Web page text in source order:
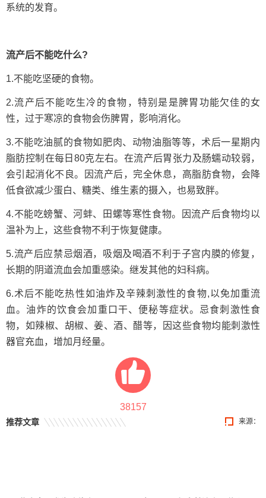
系统的发育。
流产后不能吃什么?
1.不能吃坚硬的食物。
2.流产后不能吃生冷的食物，特别是是脾胃功能欠佳的女
性，过于寒凉的食物会伤脾胃，影响消化。
3.不能吃油腻的食物如肥肉、动物油脂等等，术后一星期内
脂肪控制在每日80克左右。在流产后胃张力及肠蠕动较弱，
会引起消化不良。因流产后，完全休息，高脂肪食物，会降
低食欲减少蛋白、糖类、维生素的摄入，也易致胖。
4.不能吃螃蟹、河蚌、田螺等寒性食物。因流产后食物均以
温补为上，这些食物不利于恢复健康。
5.流产后应禁忌烟酒，吸烟及喝酒不利于子宫内膜的修复，
长期的阴道流血会加重感染。继发其他的妇科病。
6.术后不能吃热性如油炸及辛辣刺激性的食物,以免加重流
血。油炸的饮食会加重口干、便秘等症状。忌食刺激性食
物，如辣椒、胡椒、姜、酒、醋等，因这些食物均能刺激性
器官充血，增加月经量。
38157
来源：
推荐文章